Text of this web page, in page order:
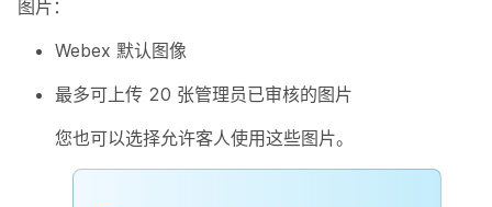
图片：
Webex 默认图像
最多可上传 20 张管理员已审核的图片
您也可以选择允许客人使用这些图片。